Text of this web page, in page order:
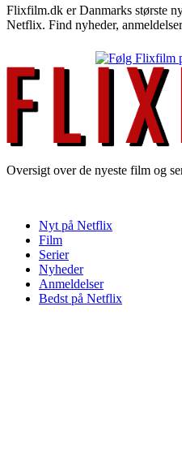
Flixfilm.dk er Danmarks største
Netflix. Find nyheder,
Oversigt over de nyeste film og
Nyt på Netflix
Film
Serier
Nyheder
Anmeldelser
Bedst på Netflix